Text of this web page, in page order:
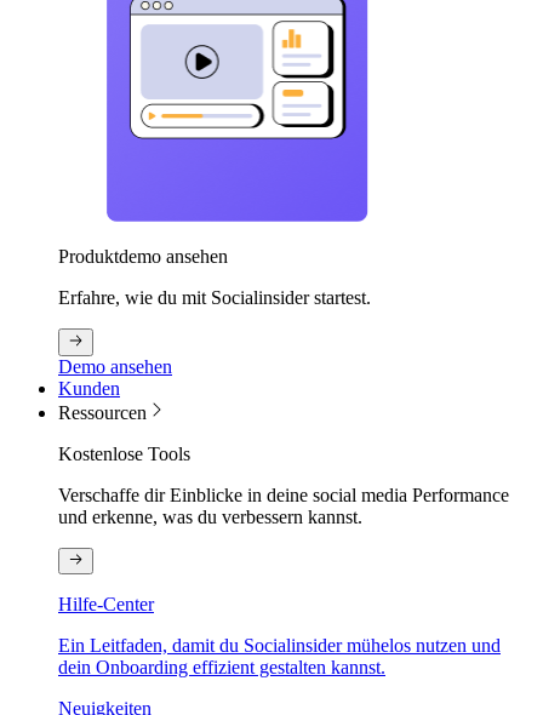
Produktdemo ansehen
Erfahre, wie du mit Socialinsider startest.
Demo ansehen
Kunden
Ressourcen
Kostenlose Tools
Verschaffe dir Einblicke in deine social media Performance
und erkenne, was du verbessern kannst.
Hilfe-Center
Ein Leitfaden, damit du Socialinsider mühelos nutzen und
dein Onboarding effizient gestalten kannst.
Neuigkeiten